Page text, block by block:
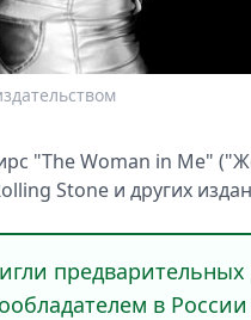
"The Woman in Me"
Stone и других
в